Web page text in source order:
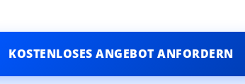
KOSTENLOSES ANGEBOT ANFORDERN